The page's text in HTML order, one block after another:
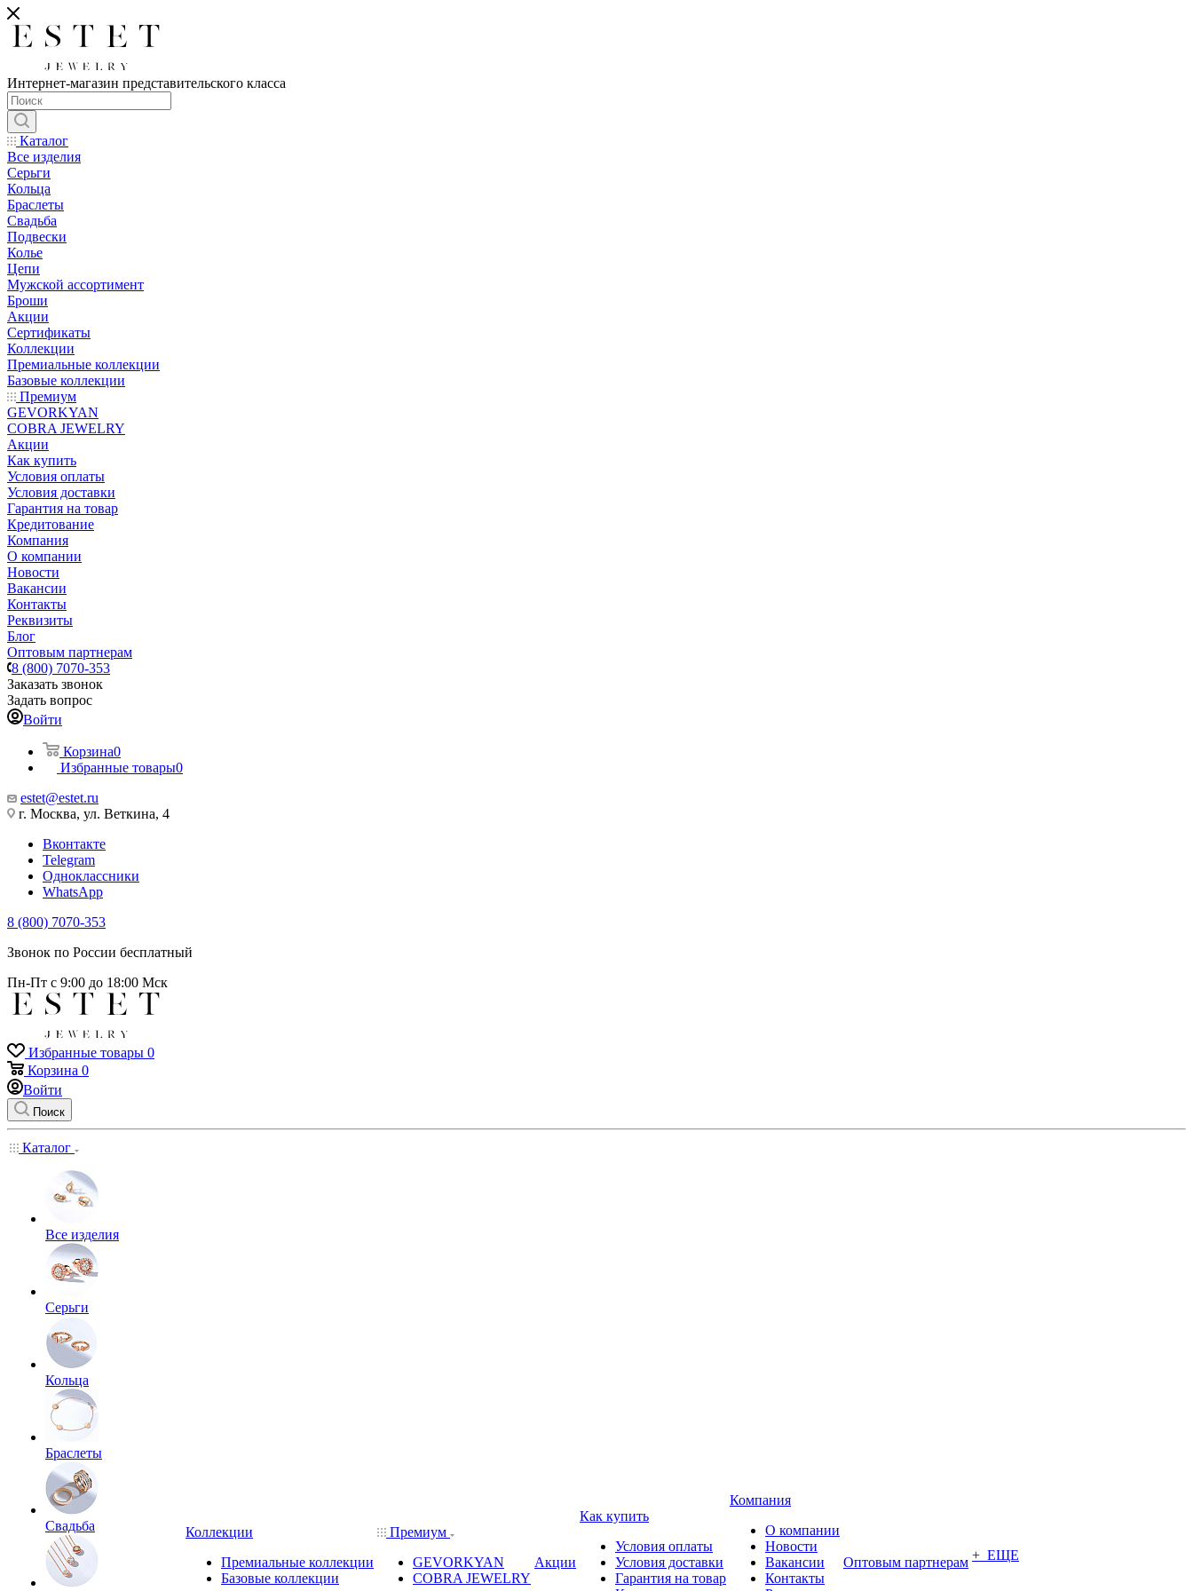
Интернет-магазин представительского класса
Каталог
Все изделия
Серьги
Кольца
Браслеты
Свадьба
Подвески
Колье
Цепи
Мужской ассортимент
Броши
Акции
Сертификаты
Коллекции
Премиальные коллекции
Базовые коллекции
Премиум
GEVORKYAN
COBRA JEWELRY
Акции
Как купить
Условия оплаты
Условия доставки
Гарантия на товар
Кредитование
Компания
О компании
Новости
Вакансии
Контакты
Реквизиты
Блог
Оптовым партнерам
8 (800) 7070-353
Заказать звонок
Задать вопрос
Войти
Корзина0
Избранные товары0
estet@estet.ru
г. Москва, ул. Веткина, 4
Вконтакте
Telegram
Одноклассники
WhatsApp
8 (800) 7070-353
Звонок по России бесплатный
Пн-Пт с 9:00 до 18:00 Мск
Избранные товары 0
Корзина 0
Войти
Поиск
Каталог
Все изделия
Серьги
Кольца
Браслеты
Свадьба
Коллекции
Премиальные коллекции
Базовые коллекции
Премиум
GEVORKYAN
COBRA JEWELRY
Акции
Как купить
Условия оплаты
Условия доставки
Гарантия на товар
Компания
О компании
Новости
Вакансии
Контакты
Оптовым партнерам + ЕЩЕ